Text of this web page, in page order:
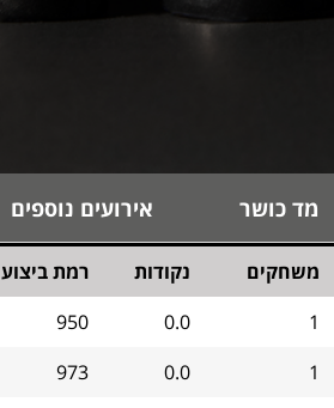
מד כושר אירועים נוספים
משחקים נקודות רמת ביצוע
1
0.0
950
1
0.0
973